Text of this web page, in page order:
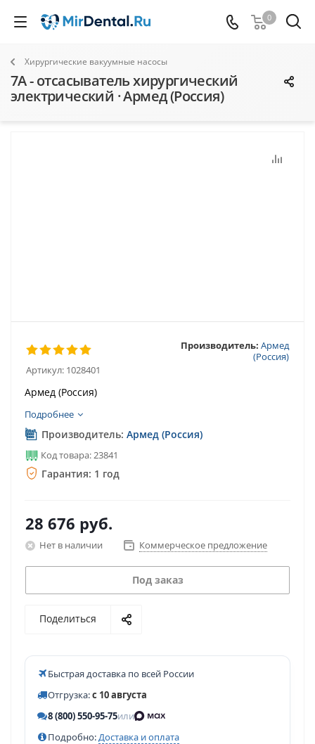
0
Хирургические вакуумные насосы
7А - отсасыватель хирургический
электрический · Армед (Россия)
Артикул: 1028401
Производитель: Армед
(Россия)
Армед (Россия)
Подробнее
Производитель: Армед (Россия)
Код товара: 23841
Гарантия: 1 год
28 676 руб.
Нет в наличии Коммерческое предложение
Под заказ
Поделиться
Быстрая доставка по всей России
Отгрузка:с 10 августа
8 (800) 550-95-75или
Подробно:Доставка и оплата